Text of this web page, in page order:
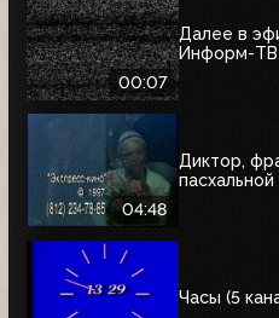
00:07
Далее в
Информ-ТВ
04:48
Диктор,
пасхальной
Часы (5